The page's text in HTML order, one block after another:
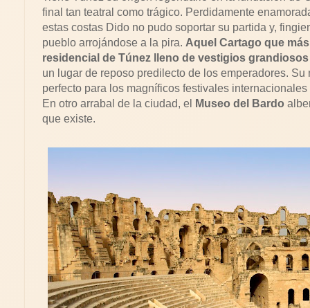
final tan teatral como trágico. Perdidamente
estas costas Dido no pudo soportar su partida y,
pueblo arrojándose a la pira. Aquel Cartago que
residencial de Túnez lleno de vestigios
un lugar de reposo predilecto de los emperadores.
perfecto para los magníficos festivales
En otro arrabal de la ciudad, el
Museo del Bardo
que existe.